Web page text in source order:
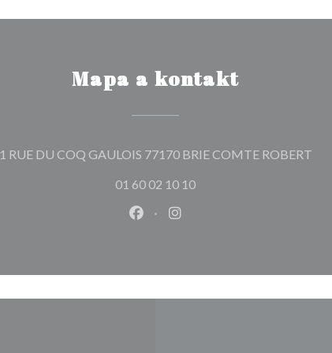
Mapa a kontakt
1 RUE DU COQ GAULOIS 77170 BRIE COMTE ROBERT
01 60 02 10 10
Facebook ((otevře se v novém
Instagram ((otevře se v